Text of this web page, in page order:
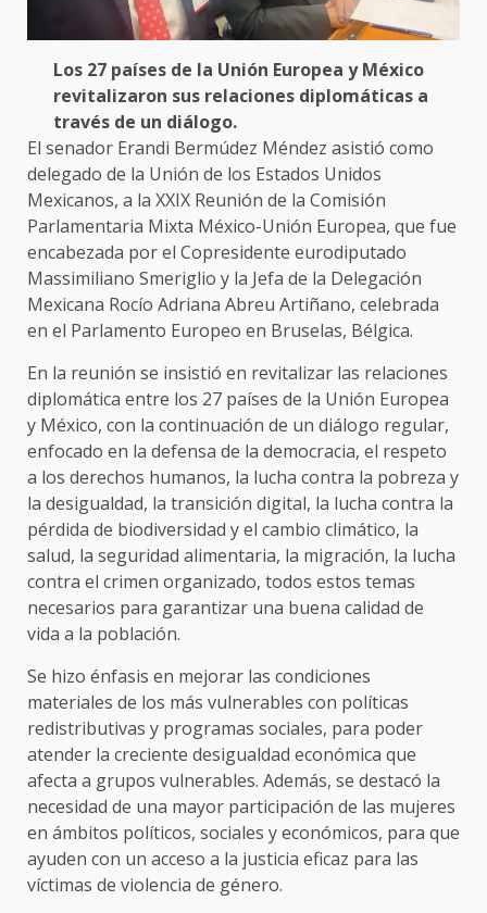
Los 27 países de la Unión Europea y México
revitalizaron sus relaciones diplomáticas a
través de un diálogo.
El senador Erandi Bermúdez Méndez asistió como
delegado de la Unión de los Estados Unidos
Mexicanos, a la XXIX Reunión de la Comisión
Parlamentaria Mixta México-Unión Europea, que fue
encabezada por el Copresidente eurodiputado
Massimiliano Smeriglio y la Jefa de la Delegación
Mexicana Rocío Adriana Abreu Artiñano, celebrada
en el Parlamento Europeo en Bruselas, Bélgica.
En la reunión se insistió en revitalizar las relaciones
diplomática entre los 27 países de la Unión Europea
y México, con la continuación de un diálogo regular,
enfocado en la defensa de la democracia, el respeto
a los derechos humanos, la lucha contra la pobreza y
la desigualdad, la transición digital, la lucha contra la
pérdida de biodiversidad y el cambio climático, la
salud, la seguridad alimentaria, la migración, la lucha
contra el crimen organizado, todos estos temas
necesarios para garantizar una buena calidad de
vida a la población.
Se hizo énfasis en mejorar las condiciones
materiales de los más vulnerables con políticas
redistributivas y programas sociales, para poder
atender la creciente desigualdad económica que
afecta a grupos vulnerables. Además, se destacó la
necesidad de una mayor participación de las mujeres
en ámbitos políticos, sociales y económicos, para que
ayuden con un acceso a la justicia eficaz para las
víctimas de violencia de género.